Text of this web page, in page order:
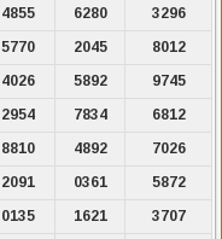
4855 6280
3296
5770 2045
8012
4026 5892
9745
2954 7834
6812
8810 4892
7026
2091 0361
5872
0135 1621
3707